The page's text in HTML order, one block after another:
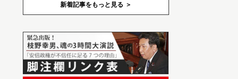
新着記事をもっと見る